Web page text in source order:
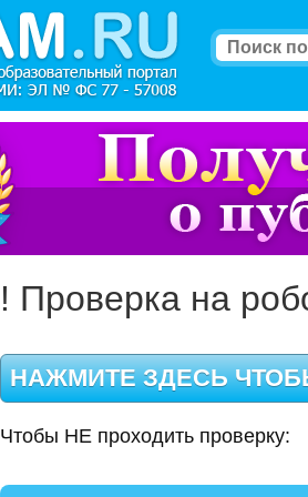
! Проверка на
Чтобы НЕ проходить проверку: